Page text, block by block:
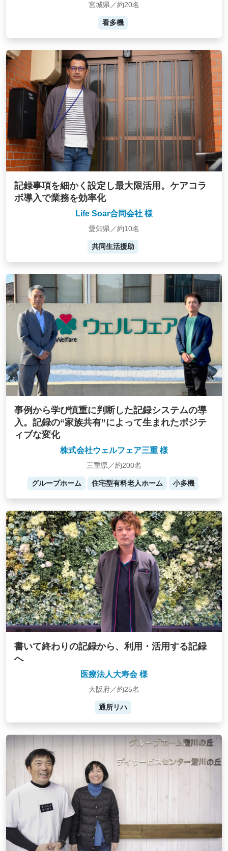
宮城県／約20名
看多機
記録事項を細かく設定し最大限活用。ケアコラ
ボ導入で業務を効率化
Life Soar合同会社 様
愛知県／約10名
共同生活援助
事例から学び慎重に判断した記録システムの導
入。記録の“家族共有”によって生まれたポジテ
ィブな変化
株式会社ウェルフェア三重 様
三重県／約200名
グループホーム 住宅型有料老人ホーム 小多機
書いて終わりの記録から、利用・活用する記録
へ
医療法人大寿会 様
大阪府／約25名
通所リハ